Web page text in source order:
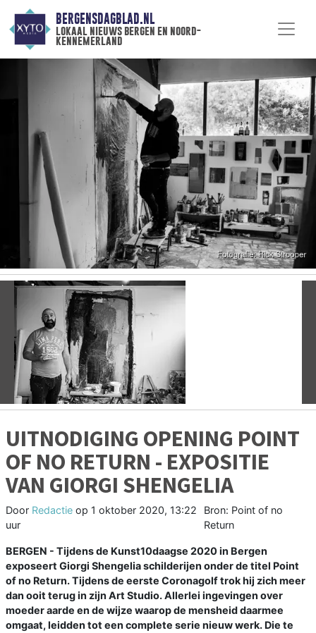
BERGENSDAGBLAD.NL
lokaal nieuws bergen en noord-
kennemerland
Vorige
UITNODIGING OPENING POINT
OF NO RETURN - EXPOSITIE
VAN GIORGI SHENGELIA
Door Redactie op 1 oktober 2020, 13:22
uur
Bron: Point of no
Return
BERGEN - Tijdens de Kunst10daagse 2020 in Bergen
exposeert Giorgi Shengelia schilderijen onder de titel Point
of no Return. Tijdens de eerste Coronagolf trok hij zich meer
dan ooit terug in zijn Art Studio. Allerlei ingevingen over
moeder aarde en de wijze waarop de mensheid daarmee
omgaat, leidden tot een complete serie nieuw werk. Die te